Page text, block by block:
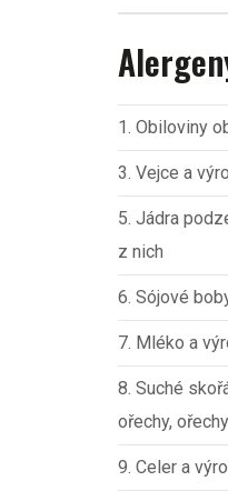
1. Obiloviny
3. Vejce a
5. Jádra
z nich
6. Sójové
7. Mléko a
8. Suché
ořechy, ořechy
9. Celer a